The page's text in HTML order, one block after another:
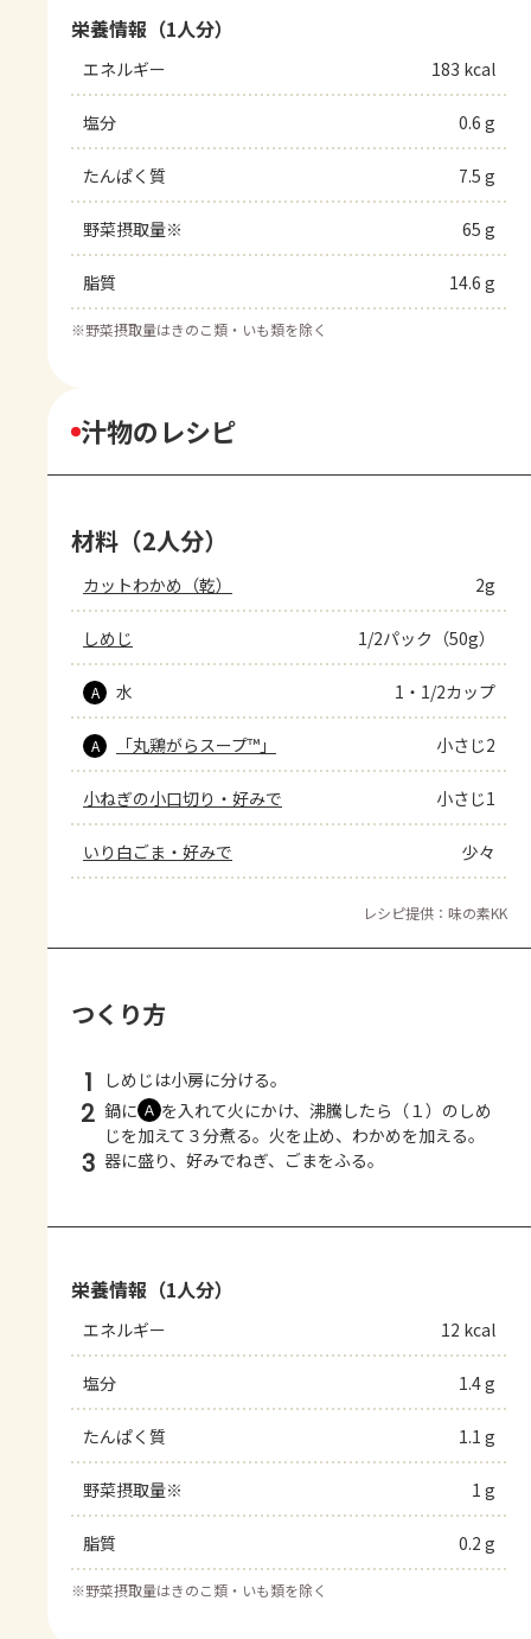
栄養情報（1人分）
エネルギー 183 kcal
塩分 0.6 g
たんぱく質 7.5 g
野菜摂取量※ 65 g
脂質 14.6 g
※野菜摂取量はきのこ類・いも類を除く
汁物のレシピ
材料（2人分）
カットわかめ（乾） 2g
しめじ 1/2パック（50g）
A 水 1・1/2カップ
A 「丸鶏がらスープ™」 小さじ2
小ねぎの小口切り・好みで 小さじ1
いり白ごま・好みで 少々
レシピ提供：味の素KK
つくり方
1 しめじは小房に分ける。
2 鍋に Ａ を入れて火にかけ、沸騰したら（１）のしめ
じを加えて３分煮る。火を止め、わかめを加える。
3 器に盛り、好みでねぎ、ごまをふる。
栄養情報（1人分）
エネルギー 12 kcal
塩分 1.4 g
たんぱく質 1.1 g
野菜摂取量※ 1 g
脂質 0.2 g
※野菜摂取量はきのこ類・いも類を除く